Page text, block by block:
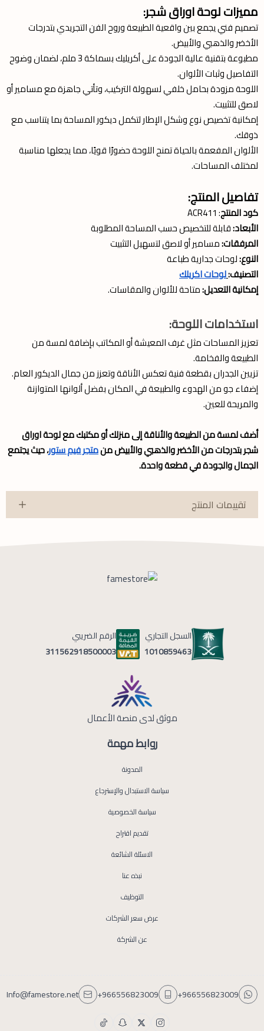
مميزات لوحة اوراق شجر:
تصميم فني يجمع بين واقعية الطبيعة وروح الفن التجريدي بتدرجات
الأخضر والذهبي والأبيض.
مطبوعة بتقنية عالية الجودة على أكريليك بسماكة 3 ملم، لضمان وضوح
التفاصيل وثبات الألوان.
اللوحة مزودة بحامل خلفي لسهولة التركيب، وتأتي جاهزة مع مسامير أو
لاصق للتثبيت.
إمكانية تخصيص نوع وشكل الإطار لتكمل ديكور المساحة بما يتناسب مع
ذوقك.
الألوان المفعمة بالحياة تمنح اللوحة حضورًا قويًا، مما يجعلها مناسبة
لمختلف المساحات.
تفاصيل المنتج:
كود المنتج: ACR411
الأبعاد:قابلة للتخصيص حسب المساحة المطلوبة
المرفقات:مسامير أو لاصق لتسهيل التثبيت
النوع:لوحات جدارية طباعة
التصنيف:لوحات اكريلك
إمكانية التعديل:متاحة للألوان والمقاسات.
استخدامات اللوحة:
تعزيز المساحات مثل غرف المعيشة أو المكاتب بإضافة لمسة من
الطبيعة والفخامة.
تزيين الجدران بقطعة فنية تعكس الأناقة وتعزز من جمال الديكور العام.
إضفاء جو من الهدوء والطبيعة في المكان بفضل ألوانها المتوازنة
والمريحة للعين.
أضف لمسة من الطبيعة والأناقة إلى منزلك أو مكتبك مع لوحة اوراق
شجر بتدرجات من الأخضر والذهبي والأبيض منمتجر فيم ستور، حيث يجتمع
الجمال والجودة في قطعة واحدة.
تقييمات المنتج
روابط مهمة
المدونة
سياسة الاستبدال والإسترجاع
سياسة الخصوصية
تقديم اقتراح
الاسئلة الشائعة
نبذه عنا
التوظيف
عرض سعر الشركات
عن الشركة
السجل التجاري
1010859463
الرقم الضريبي
311562918500003
موثق لدى منصة الأعمال
+966556823009
+966556823009
Info@famestore.net